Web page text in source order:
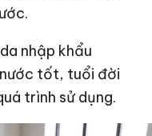
nhập khẩu
tốt, tuổi đời
trình sử dụng.